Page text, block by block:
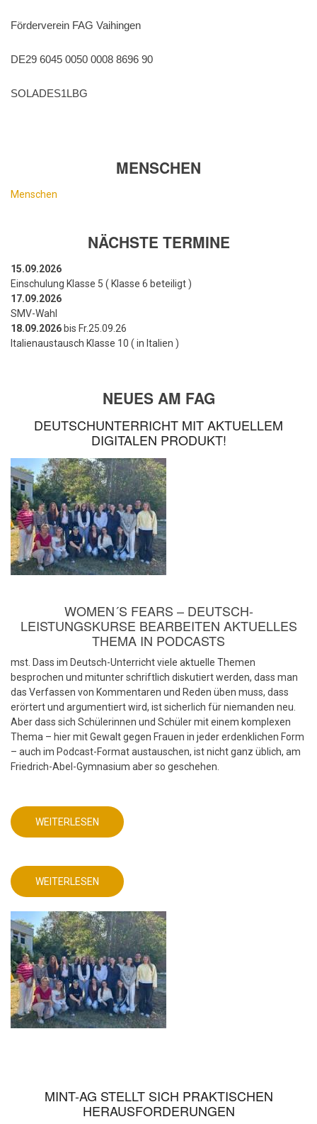
Förderverein FAG Vaihingen
DE29 6045 0050 0008 8696 90
SOLADES1LBG
MENSCHEN
Menschen
NÄCHSTE TERMINE
15.09.2026
Einschulung Klasse 5 ( Klasse 6 beteiligt )
17.09.2026
SMV-Wahl
18.09.2026 bis Fr.25.09.26
Italienaustausch Klasse 10 ( in Italien )
NEUES AM FAG
DEUTSCHUNTERRICHT MIT AKTUELLEM
DIGITALEN PRODUKT!
WOMEN´S FEARS – DEUTSCH-
LEISTUNGSKURSE BEARBEITEN AKTUELLES
THEMA IN PODCASTS
mst. Dass im Deutsch-Unterricht viele aktuelle Themen
besprochen und mitunter schriftlich diskutiert werden, dass man
das Verfassen von Kommentaren und Reden üben muss, dass
erörtert und argumentiert wird, ist sicherlich für niemanden neu.
Aber dass sich Schülerinnen und Schüler mit einem komplexen
Thema – hier mit Gewalt gegen Frauen in jeder erdenklichen Form
– auch im Podcast-Format austauschen, ist nicht ganz üblich, am
Friedrich-Abel-Gymnasium aber so geschehen.
WEITERLESEN
ÜBER
DEUTSCHUNTERRICHT
PRODUKT!
WEITERLESEN
ÜBER
DEUTSCHUNTERRICHT
AKTUELLEM
DIGITALEN
PRODUKT!
MINT-AG STELLT SICH PRAKTISCHEN
HERAUSFORDERUNGEN